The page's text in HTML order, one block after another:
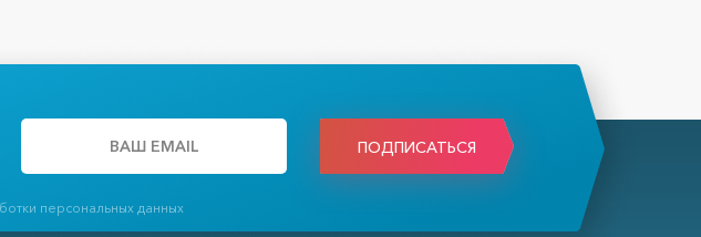
ПОДПИСАТЬСЯ
персональных данных